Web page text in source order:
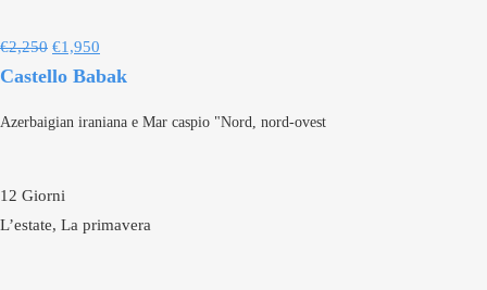
€2,250 €1,950
Castello Babak
Azerbaigian iraniana e Mar caspio "Nord, nord-ovest
12 Giorni
L’estate, La primavera